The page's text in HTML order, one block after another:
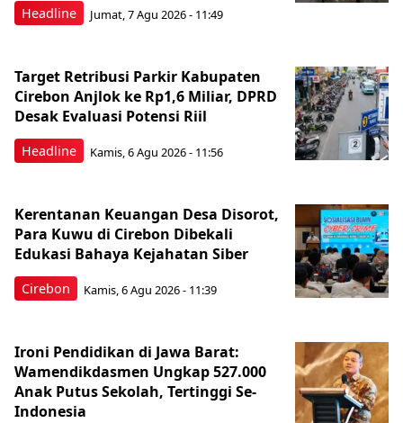
Headline Jumat, 7 Agu 2026 - 11:49
Headline
Target Retribusi Parkir Kabupaten
Cirebon Anjlok ke Rp1,6 Miliar, DPRD
Desak Evaluasi Potensi Riil
Kamis, 6 Agu 2026 - 11:56
Cirebon
Kerentanan Keuangan Desa Disorot,
Para Kuwu di Cirebon Dibekali
Edukasi Bahaya Kejahatan Siber
Kamis, 6 Agu 2026 - 11:39
Ironi Pendidikan di Jawa Barat:
Wamendikdasmen Ungkap 527.000
Anak Putus Sekolah, Tertinggi Se-
Indonesia